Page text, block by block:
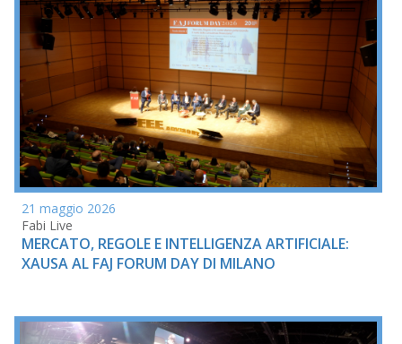
21 maggio 2026
Fabi Live
MERCATO, REGOLE E INTELLIGENZA ARTIFICIALE:
XAUSA AL FAJ FORUM DAY DI MILANO